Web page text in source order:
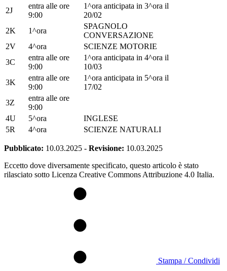
2J
entra alle ore
9:00
1^ora anticipata in 3^ora il
20/02
2K
1^ora
SPAGNOLO
CONVERSAZIONE
2V
4^ora
SCIENZE MOTORIE
3C
entra alle ore
9:00
1^ora anticipata in 4^ora il
10/03
3K
entra alle ore
9:00
1^ora anticipata in 5^ora il
17/02
3Z
entra alle ore
9:00
4U
5^ora
INGLESE
5R
4^ora SCIENZE NATURALI
Pubblicato: 10.03.2025 - Revisione: 10.03.2025
Eccetto dove diversamente specificato, questo articolo è stato
rilasciato sotto Licenza Creative Commons Attribuzione 4.0 Italia.
Stampa / Condividi